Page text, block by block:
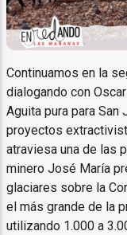
Continuamos en la
dialogando con
Aguita pura para
proyectos
atraviesa una de las
minero José María
glaciares sobre la
el más grande de la
utilizando 1.000 a